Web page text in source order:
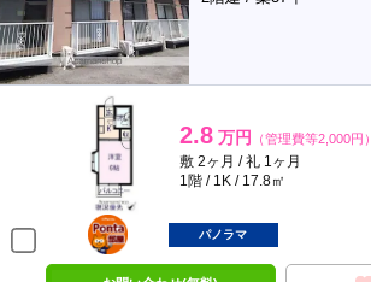
2.8 万円 （管理費等2,000円）
敷 2ヶ月 / 礼 1ヶ月
1階 / 1K / 17.8㎡
ポンタ
部屋
パノラマ